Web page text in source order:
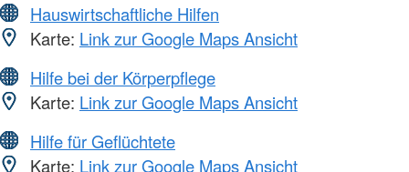
Hauswirtschaftliche Hilfen
Karte: Link zur Google Maps Ansicht
Hilfe bei der Körperpflege
Karte: Link zur Google Maps Ansicht
Hilfe für Geflüchtete
Karte: Link zur Google Maps Ansicht